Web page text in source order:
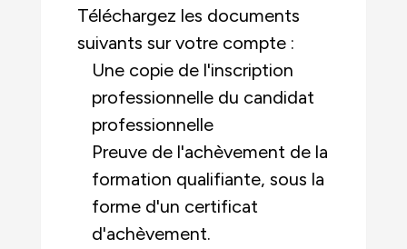
Téléchargez les documents
suivants sur votre compte :
Une copie de l'inscription
professionnelle du candidat
professionnelle
Preuve de l'achèvement de la
formation qualifiante, sous la
forme d'un certificat
d'achèvement.